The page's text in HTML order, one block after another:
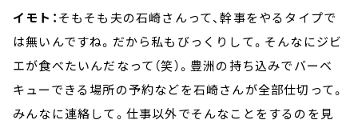
イモト：そもそも夫の石崎さんって、幹事をやるタイプで
は無いんですね。だから私もびっくりして。そんなにジビ
エが食べたいんだなって（笑）。豊洲の持ち込みでバーベ
キューできる場所の予約などを石崎さんが全部仕切って。
みんなに連絡して。仕事以外でそんなことをするのを見